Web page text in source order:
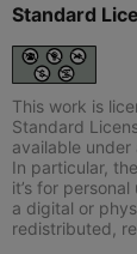
Standard
This work is
Standard
available
In particular,
it’s for
a digital or
redistributed,